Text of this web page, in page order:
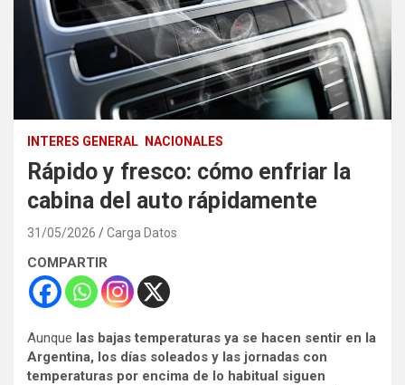
INTERES GENERAL NACIONALES
Rápido y fresco: cómo enfriar la
cabina del auto rápidamente
31/05/2026 Carga Datos
COMPARTIR
Aunque las bajas temperaturas ya se hacen sentir en la
Argentina, los días soleados y las jornadas con
temperaturas por encima de lo habitual siguen